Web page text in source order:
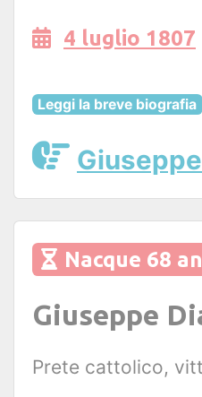
4 luglio 1807
Leggi la breve biografia
Nacque 68
Giuseppe
Prete cattolico,